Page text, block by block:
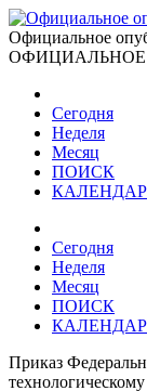
Официальное
Сегодня
Неделя
Месяц
ПОИСК
Сегодня
Неделя
Месяц
ПОИСК
Приказ